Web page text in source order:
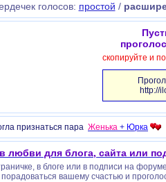
голосов: простой /
скопируйте и
http://
признаться пара Женька + Юрка
в любви для блога, сайта или
в блоге или в подписи на
вашему счастью и